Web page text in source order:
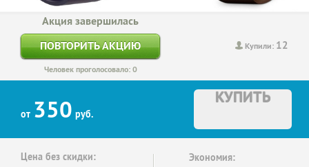
Купили: 12
Акция завершилась
ПОВТОРИТЬ АКЦИЮ
Человек проголосовало: 0
от 350 руб.
КУПИТЬ
Цена без скидки: Экономия: